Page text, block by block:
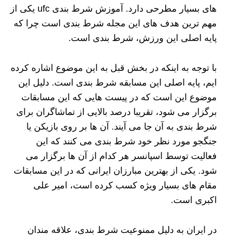
های بسیار مطرحی دارد. آموزش شرط بندی ufc یکی از
مهم ترین هدف های این مجله شرط بندی است چرا که
پایه اصلی این ورزش، شرط بندی است.
با توجه به اینکه در بخش قبل به این موضوع اشاره کرده
ایم، پایه اصلی این مسابقه شرط بندی است. دلیل این
موضوع این است که در پیست هایی که این مسابقات
برگزار می شود، تقریبا درصد بالایی از تماشاگران برای
شرط بندی به آن جا می آیند. آن ها بر روی بازیکن یا
جنگجو مورد نظر خود شرط بندی می کنند که این
فعالیت توسط اسپانسر هر کدام از آن ها برگزار می
شود. یکی از بهترین مبارزان ایرانی که در این مسابقات
مقام های بسیار ویژه کسب کرده است، امیر علی
اکبری است.
در ایران به دلیل ممنوعیت شرط بندی، علاقه مندان